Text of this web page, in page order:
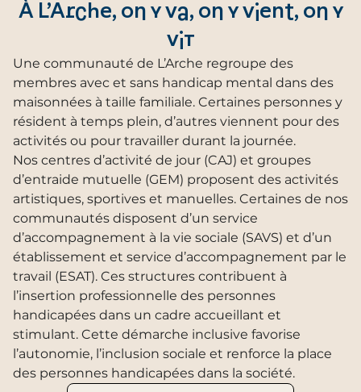
À L’Arche, on y va, on y vient, on y
vit
Une communauté de L’Arche regroupe des
membres avec et sans handicap mental dans des
maisonnées à taille familiale. Certaines personnes y
résident à temps plein, d’autres viennent pour des
activités ou pour travailler durant la journée.
Nos centres d’activité de jour (CAJ) et groupes
d’entraide mutuelle (GEM) proposent des activités
artistiques, sportives et manuelles. Certaines de nos
communautés disposent d’un service
d’accompagnement à la vie sociale (SAVS) et d’un
établissement et service d’accompagnement par le
travail (ESAT). Ces structures contribuent à
l’insertion professionnelle des personnes
handicapées dans un cadre accueillant et
stimulant. Cette démarche inclusive favorise
l’autonomie, l’inclusion sociale et renforce la place
des personnes handicapées dans la société.